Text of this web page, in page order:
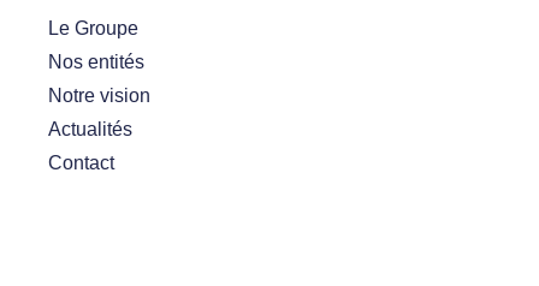
Le Groupe
Nos entités
Notre vision
Actualités
Contact